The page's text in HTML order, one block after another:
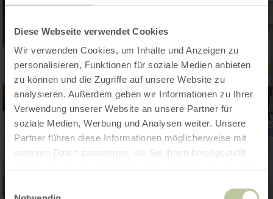
Diese Webseite verwendet Cookies
Wir verwenden Cookies, um Inhalte und Anzeigen zu
personalisieren, Funktionen für soziale Medien anbieten
zu können und die Zugriffe auf unsere Website zu
analysieren. Außerdem geben wir Informationen zu Ihrer
Verwendung unserer Website an unsere Partner für
soziale Medien, Werbung und Analysen weiter. Unsere
Partner führen diese Informationen möglicherweise mit
weiteren Daten zusammen, die Sie ihnen bereitgestellt